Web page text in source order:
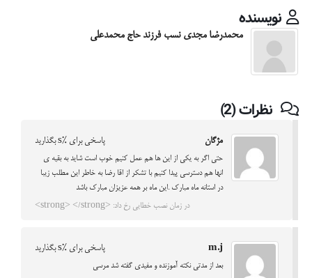
نویسنده
محمدرضا مجدی نسب فرزند حاج محمدعلی
نظرات (2)
مژگان پاسخی برای %s بگذارید
حتی اگر به یکی از این ها هم عمل کنیم خوب است شاید به بقیه ی
انها هم دسترسی پیدا کنیم با تشکر از اقا رضا به خاطر این مطلب زیبا
در استانه ماه مبارک .این ماه بر همه عزیزان مبارک باشد
در زمان نصب خطایی رخ داد: <strong> </strong>
m.j پاسخی برای %s بگذارید
بعد از مدتي نكته آموزنده و مفيدي گفته شد مرسي